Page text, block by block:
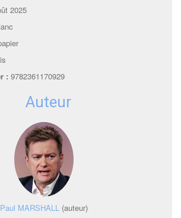
2025
: 9782361170929
Auteur
Paul MARSHALL(auteur)